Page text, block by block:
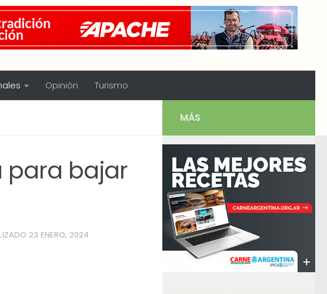
Opinión Turismo
para bajar
23 ENERO, 2024
MÁS